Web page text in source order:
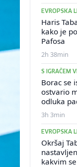
EVROPSKA
Haris
kako je
Pafosa
2h 38min
S IGRAČEM
Borac se
ostvario
odluka
3h 3min
EVROPSKA
Okršaj
kakvim